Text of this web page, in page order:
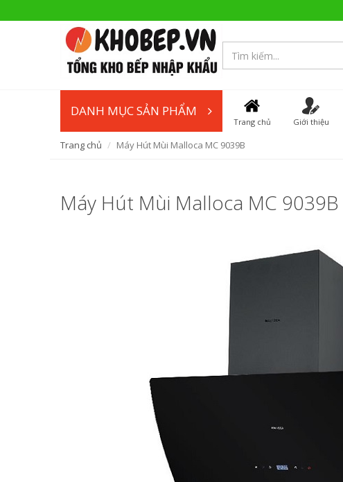
DANH MỤC SẢN PHẨM
Trang chủ Giới thiệu
Trang chủ Máy Hút Mùi Malloca MC 9039B
Máy Hút Mùi Malloca MC 9039B